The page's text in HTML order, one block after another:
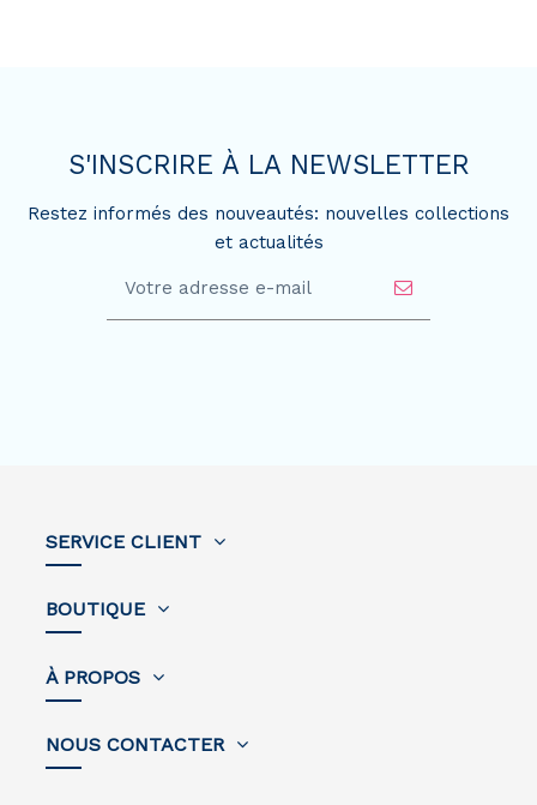
S'INSCRIRE À LA NEWSLETTER
Restez informés des nouveautés: nouvelles collections
et actualités
SERVICE CLIENT
BOUTIQUE
À PROPOS
NOUS CONTACTER